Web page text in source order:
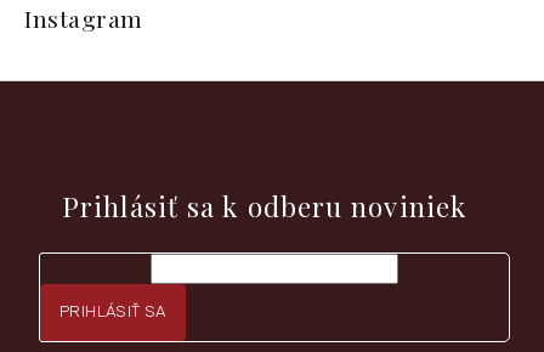
t
Instagram
Prihlásiť sa k odberu noviniek
PRIHLÁSIŤ SA